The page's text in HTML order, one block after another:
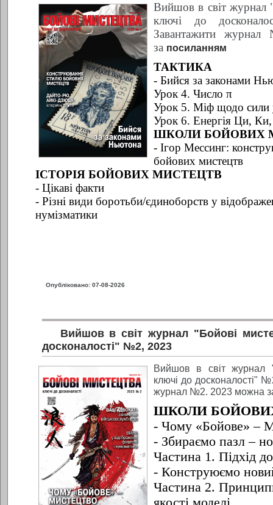
Вийшов в світ журнал
ключі до
Завантажити
за посиланням
ТАКТИКА
- Бийся за законами
Урок 4. Число π
Урок 5. Міф щодо сили
Урок 6. Енергія Ци,
ШКОЛИ БОЙОВИХ
- Ігор Мессинг:
бойових мистецтв
ІСТОРІЯ БОЙОВИХ МИСТЕЦТВ
- Цікаві факти
- Різні види боротьби/єдиноборств у
нумізматики
Опубліковано: 07-08-2026
Вийшов в світ журнал "Бойові
досконалості" №2, 2023
Вийшов в світ журнал
ключі до досконалості"
журнал №2. 2023 можна
ШКОЛИ
- Чому «Бойове» –
- Збираємо пазл –
Частина 1. Підхід
- Конструюємо
Частина 2.